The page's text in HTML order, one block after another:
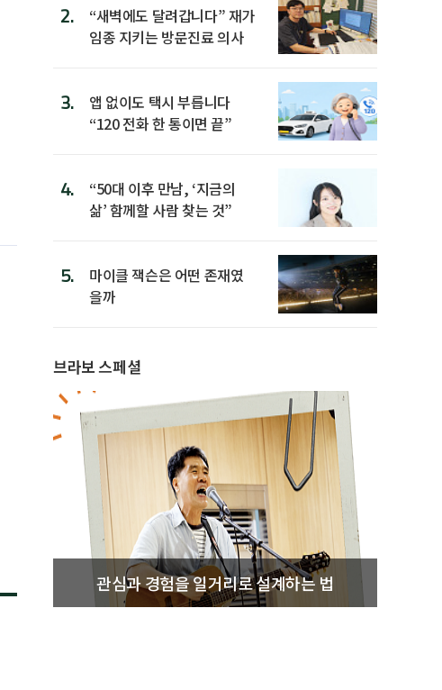
2.
“새벽에도 달려갑니다” 재가
임종 지키는 방문진료 의사
3.
앱 없이도 택시 부릅니다
“120 전화 한 통이면 끝”
4.
“50대 이후 만남, ‘지금의
삶’ 함께할 사람 찾는 것”
5.
마이클 잭슨은 어떤 존재였
을까
브라보 스페셜
관심과 경험을 일거리로 설계하는 법